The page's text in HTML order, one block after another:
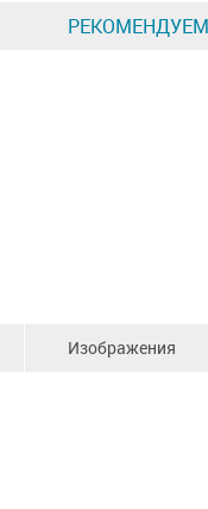
РЕКОМЕНДУЕМ
Изображения